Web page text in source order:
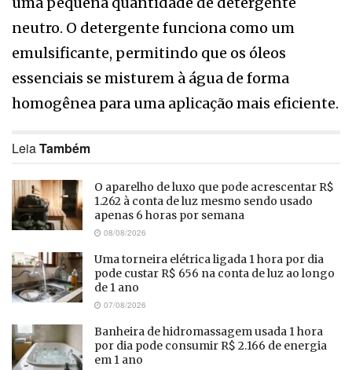
neutro. O detergente funciona como um
emulsificante, permitindo que os óleos
essenciais se misturem à água de forma
homogênea para uma aplicação mais eficiente.
LeiaTambém
O aparelho de luxo que pode acrescentar R$
1.262 à conta de luz mesmo sendo usado
apenas 6 horas por semana
08/08/2026
Uma torneira elétrica ligada 1 hora por dia
pode custar R$ 656 na conta de luz ao longo
de 1 ano
07/08/2026
Banheira de hidromassagem usada 1 hora
por dia pode consumir R$ 2.166 de energia
em 1 ano